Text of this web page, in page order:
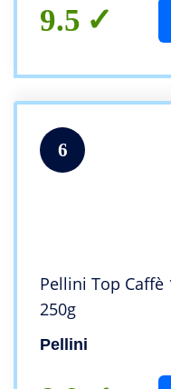
9.5
6
Pellini Top Caffè
250g
Pellini